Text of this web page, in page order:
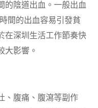
的陰道出血。一般出血
間的出血容易引發貧
在深圳生活工作節奏快
大影響。
、腹痛、腹瀉等副作